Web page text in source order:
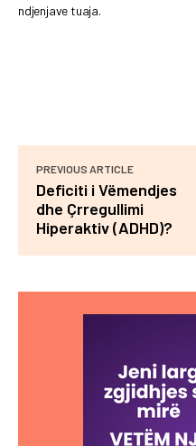
ndjenjave tuaja.
PREVIOUS ARTICLE
Deficiti i Vëmendjes
dhe Çrregullimi
Hiperaktiv (ADHD)?